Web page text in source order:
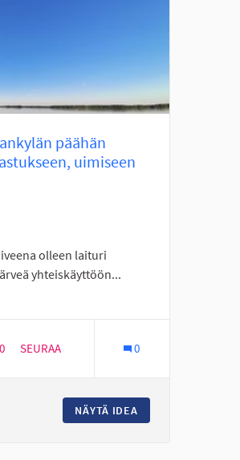
päähän
uimiseen
olleen laituri
yhteiskäyttöön...
Eteläinen Seinäjoki
20 SEURAAJAA
SEURAA 0
NÄYTÄ IDEA